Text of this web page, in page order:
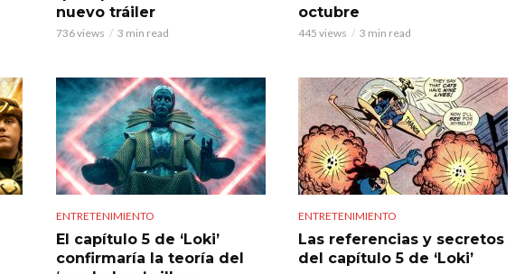
nuevo tráiler
736 views 3 min read
octubre
445 views 3 min read
ENTRETENIMIENTO
El capítulo 5 de ‘Loki’
confirmaría la teoría del
ENTRETENIMIENTO
Las referencias y secretos
del capítulo 5 de ‘Loki’